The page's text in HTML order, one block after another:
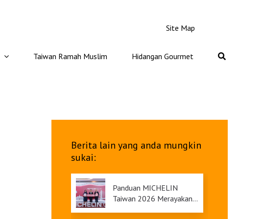
Site Map
Taiwan Ramah Muslim
Hidangan Gourmet
Berita lain yang anda mungkin
sukai:
Panduan MICHELIN
Taiwan 2026 Merayakan